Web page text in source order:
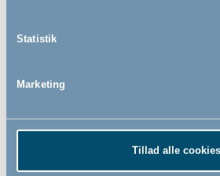
Statistik
Marketing
Tillad alle cookies
BabyDan, hvid, 70x140/160